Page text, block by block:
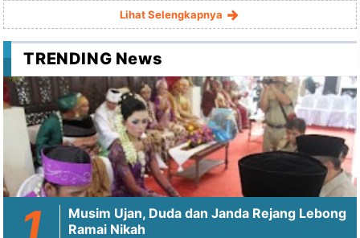
Lihat Selengkapnya
TRENDING News
Musim Ujan, Duda dan Janda Rejang Lebong
Ramai Nikah